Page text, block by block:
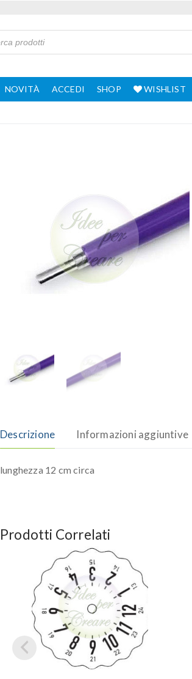
NOVITÀ ACCEDI SHOP WISHLIST
Descrizione Informazioni aggiuntive
lunghezza 12 cm circa
Prodotti Correlati